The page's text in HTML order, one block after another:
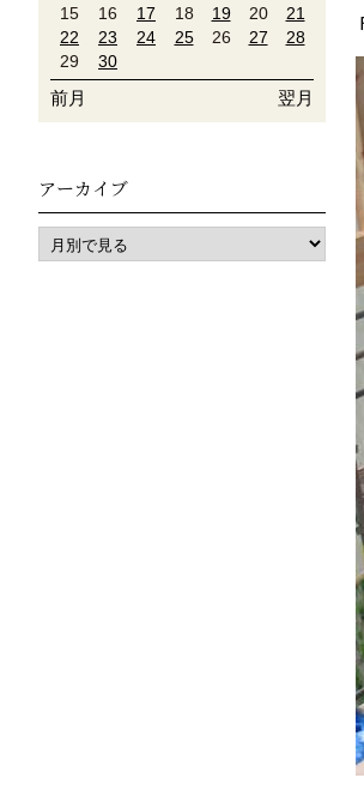
15
16 17 18 19 20
21
22
23 24 25 26 27
28
29
30
前月 翌月
アーカイブ